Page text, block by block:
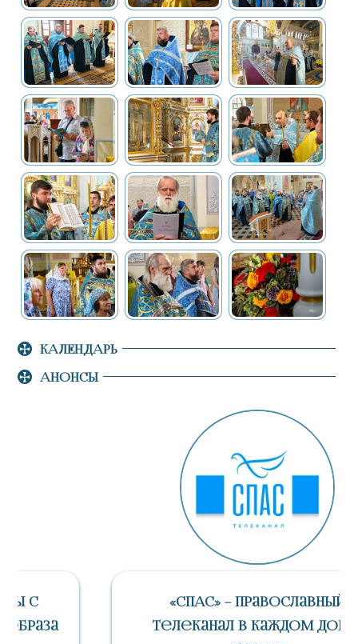
КАЛЕНДАРЬ
АНОНСЫ
«СПАС» – Православный
Телеканал В Каждом Доме